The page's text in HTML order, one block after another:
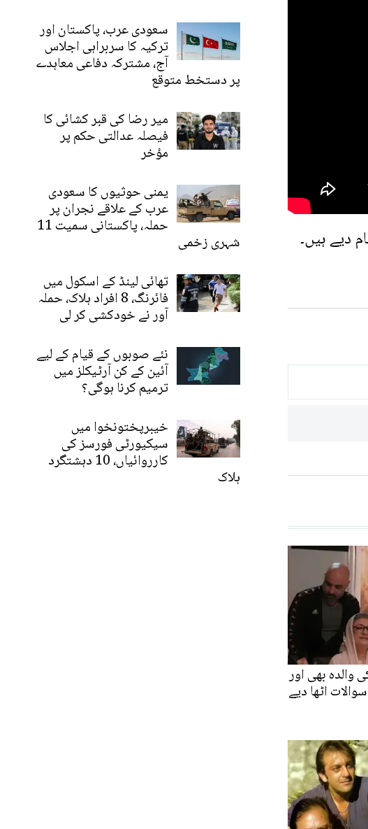
دیے ہیں۔
والدہ بھی اور
اٹھا دیے
سعودی عرب، پاکستان اور
ترکیہ کا سربراہی اجلاس
آج، مشترکہ دفاعی معاہدے
پر دستخط متوقع
میر رضا کی قبر کشائی کا
فیصلہ عدالتی حکم پر
مؤخر
یمنی حوثیوں کا سعودی
عرب کے علاقے نجران پر
حملہ، پاکستانی سمیت 11
شہری زخمی
تھائی لینڈ کے اسکول میں
فائرنگ، 8 افراد ہلاک، حملہ
آور نے خودکشی کر لی
نئے صوبوں کے قیام کے لیے
آئین کے کن آرٹیکلز میں
ترمیم کرنا ہوگی؟
خیبرپختونخوا میں
سیکیورٹی فورسز کی
کارروائیاں، 10 دہشتگرد
ہلاک